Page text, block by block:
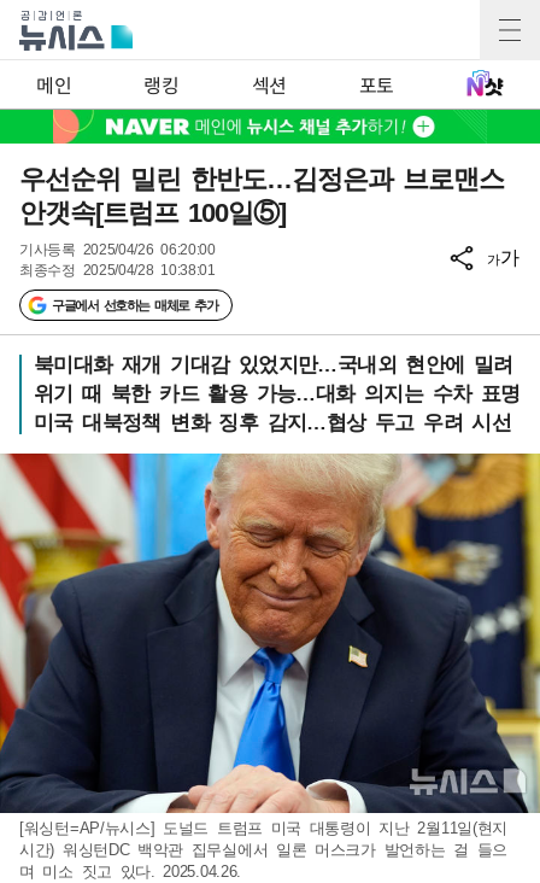
메인 랭킹 섹션 포토
우선순위 밀린 한반도…김정은과 브로맨스
안갯속[트럼프 100일⑤]
기사등록 2025/04/26 06:20:00
최종수정 2025/04/28 10:38:01
구글에서 선호하는 매체로 추가
가가
북미대화 재개 기대감 있었지만…국내외 현안에 밀려
위기 때 북한 카드 활용 가능…대화 의지는 수차 표명
미국 대북정책 변화 징후 감지…협상 두고 우려 시선
[워싱턴=AP/뉴시스] 도널드 트럼프 미국 대통령이 지난 2월11일(현지
시간) 워싱턴DC 백악관 집무실에서 일론 머스크가 발언하는 걸 들으
며 미소 짓고 있다. 2025.04.26.